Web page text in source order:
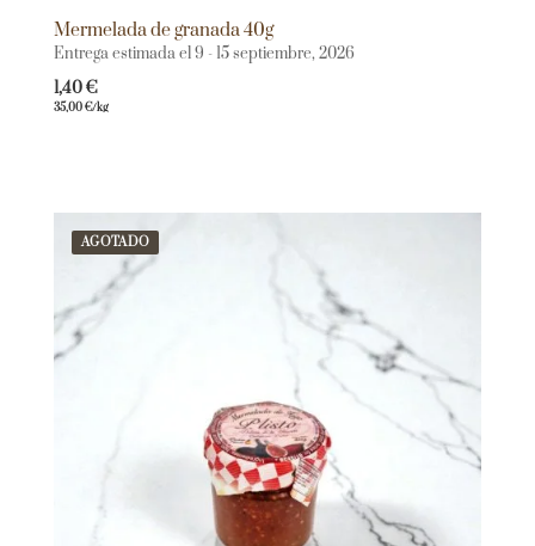
Mermelada de granada 40g
Entrega estimada el 9 - 15 septiembre, 2026
1,40€
35,00€/kg
AGOTADO